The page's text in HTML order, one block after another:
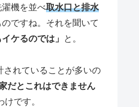
機を並べ取水口と排水
ですね。それを聞いて
ケるのでは」 と。
されていることが多いの
だとこれはできません
けです。